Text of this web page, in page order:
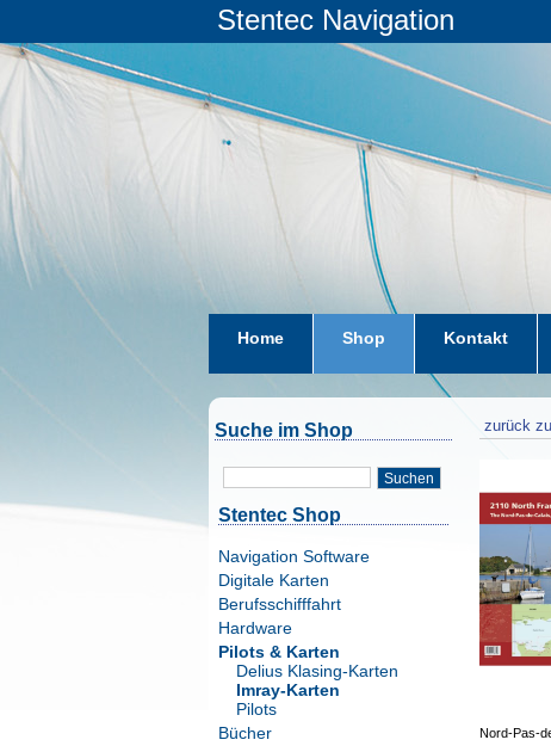
Stentec Navigation
Home Shop Kontakt
Suche im Shop
Suchen
Stentec Shop
Navigation Software
Digitale Karten
Berufsschifffahrt
Hardware
Pilots & Karten
Delius Klasing-Karten
Imray-Karten
Pilots
Bücher
zurück
Nord-Pas-